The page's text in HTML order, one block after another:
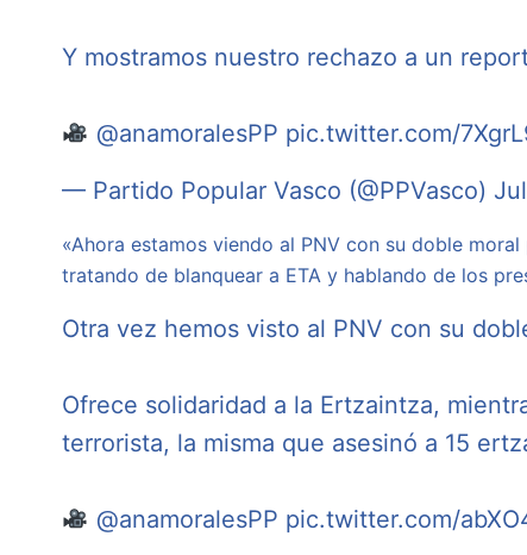
Y mostramos nuestro rechazo a un
@anamoralesPP pic.twitter.com/
— Partido Popular Vasco (@PPVasco)
«Ahora estamos viendo al PNV con su doble
tratando de blanquear a ETA y hablando de los
Otra vez hemos visto al PNV con su
Ofrece solidaridad a la Ertzaintza,
terrorista, la misma que asesinó a 15
@anamoralesPP pic.twitter.com/